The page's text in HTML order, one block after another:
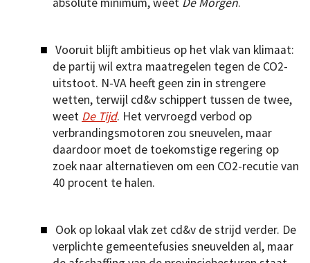
Vooruit blijft ambitieus op het vlak van klimaat:
de partij wil extra maatregelen tegen de CO2-
uitstoot. N-VA heeft geen zin in strengere
wetten, terwijl cd&v schippert tussen de twee,
weet De Tijd. Het vervroegd verbod op
verbrandingsmotoren zou sneuvelen, maar
daardoor moet de toekomstige regering op
zoek naar alternatieven om een CO2-recutie van
40 procent te halen.
Ook op lokaal vlak zet cd&v de strijd verder. De
verplichte gemeentefusies sneuvelden al, maar